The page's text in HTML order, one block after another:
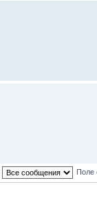
Поле